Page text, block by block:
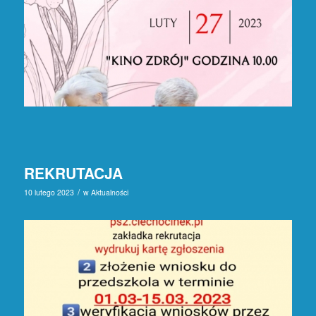
REKRUTACJA
10 lutego 2023 / w Aktualności